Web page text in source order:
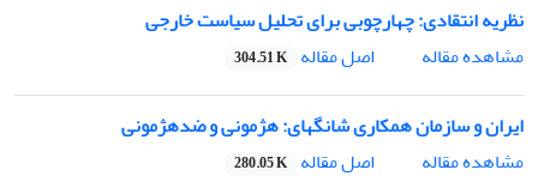
نظریه انتقادی: چهارچوبی برای تحلیل سیاست خارجی
مشاهده مقاله
اصل مقاله 304.51 K
ایران و سازمان همکاری شانگهای: هژمونی و ضدهژمونی
مشاهده مقاله
اصل مقاله 280.05 K